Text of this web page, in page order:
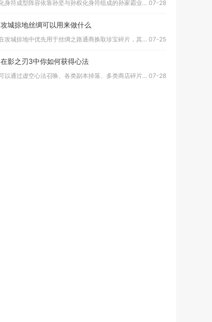
吴国化身符成型阵容依靠孙坚与孙权化身符组成的孙家霸业羁绊，搭... 07-28
攻城掠地丝绸可以用来做什么
丝绸在攻城掠地中优先用于丝绸之路通商换取珍宝碎片，其次用于武... 07-25
在影之刃3中你如何获得心法
心法可以通过虚空心法召唤、各类副本掉落、多类商店碎片兑换以及... 07-28